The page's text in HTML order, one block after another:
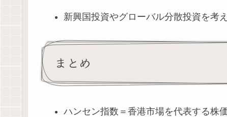
新興国投資やグローバル分散投資を考
まとめ
ハンセン指数＝香港市場を代表する株